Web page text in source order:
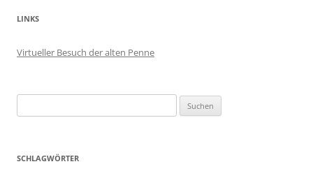
LINKS
Virtueller Besuch der alten Penne
nach:
SCHLAGWÖRTER